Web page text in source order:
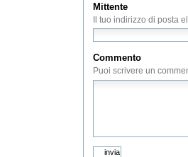
Mittente
Il tuo indirizzo di posta
Commento
Puoi scrivere un